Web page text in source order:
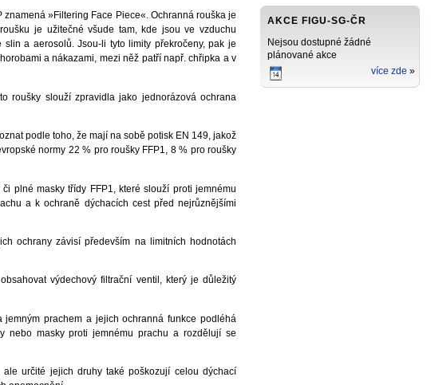
»Filtering Face Piece«. Ochranná rouška je
je užitečné všude tam, kde jsou ve vzduchu
a aerosolů. Jsou-li tyto limity překročeny, pak je
a nákazami, mezi něž patří např. chřipka a v
roušky slouží zpravidla jako jednorázová ochrana
podle toho, že mají na sobě potisk EN 149, jakož
normy 22 % pro roušky FFP1, 8 % pro roušky
plné masky třídy FFP1, které slouží proti jemnému
a k ochraně dýchacích cest před nejrůznějšími
ochrany závisí především na limitních hodnotách
výdechový filtrační ventil, který je důležitý
prachem a jejich ochranná funkce podléhá
nebo masky proti jemnému prachu a rozdělují se
určité jejich druhy také poškozují celou dýchací
AKCE FIGU-SG-ČR
Nejsou dostupné žádné
plánované akce
více zde